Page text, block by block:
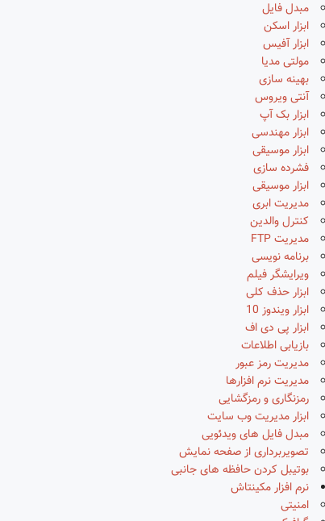
مبدل فایل
ابزار اسکن
ابزار آفیس
مولتی مدیا
بهینه سازی
آنتی ویروس
ابزار بک آپ
ابزار مهندسی
ابزار موسیقی
فشرده سازی
ابزار موسیقی
مدیریت ابری
کنترل والدین
مدیریت FTP
برنامه نویسی
ویرایشگر فیلم
ابزار حذف کلی
ابزار ویندوز 10
ابزار پی دی اف
بازیابی اطلاعات
مدیریت رمز عبور
مدیریت نرم افزارها
رمزنگاری و رمزگشایی
ابزار مدیریت وب سایت
مبدل فایل های ویدئویی
تصویربرداری از صفحه نمایش
بوتیبل کردن حافظه های جانبی
نرم افزار مکینتاش
امنیتی